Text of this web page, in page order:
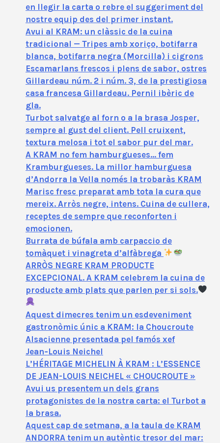
en llegir la carta o rebre el suggeriment del
nostre equip des del primer instant.
Avui al KRAM: un clàssic de la cuina
tradicional — Tripes amb xoriço, botifarra
blanca, botifarra negra (Morcilla) i cigrons
Escamarlans frescos i plens de sabor, ostres
Gillardeau núm. 2 i núm. 3, de la prestigiosa
casa francesa Gillardeau. Pernil ibèric de
gla.
Turbot salvatge al forn o a la brasa Josper,
sempre al gust del client. Pell cruixent,
textura melosa i tot el sabor pur del mar.
A KRAM no fem hamburgueses… fem
Kramburgueses. La millor hamburguesa
d’Andorra la Vella només la trobaràs KRAM
Marisc fresc preparat amb tota la cura que
mereix. Arròs negre, intens. Cuina de cullera,
receptes de sempre que reconforten i
emocionen.
Burrata de búfala amb carpaccio de
tomàquet i vinagreta d’alfàbrega
ARRÒS NEGRE KRAM PRODUCTE
EXCEPCIONAL. A KRAM celebrem la cuina de
producte amb plats que parlen per si sols.
Aquest dimecres tenim un esdeveniment
gastronòmic únic a KRAM: la Choucroute
Alsacienne presentada pel famós xef
Jean‑Louis Neichel
L’HÉRITAGE MICHELIN À KRAM : L’ESSENCE
DE JEAN-LOUIS NEICHEL « CHOUCROUTE »
Avui us presentem un dels grans
protagonistes de la nostra carta: el Turbot a
la brasa.
Aquest cap de setmana, a la taula de KRAM
ANDORRA tenim un autèntic tresor del mar: